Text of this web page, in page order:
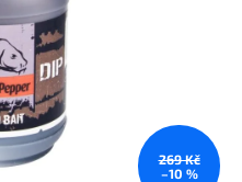
269 Kč
–10 %